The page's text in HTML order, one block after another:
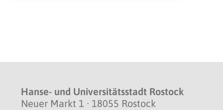
Hanse- und Universitätsstadt Rostock
Neuer Markt 1 · 18055 Rostock